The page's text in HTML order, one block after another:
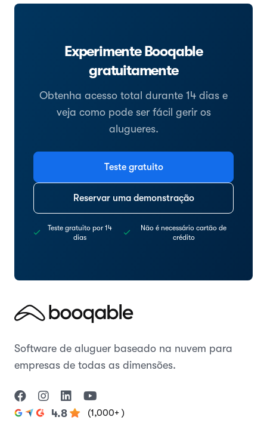
Experimente Booqable
gratuitamente
Obtenha acesso total durante 14 dias e
veja como pode ser fácil gerir os
alugueres.
Teste gratuito
Reservar uma demonstração
Teste gratuito por 14
dias
Não é necessário cartão de
crédito
Software de aluguer baseado na nuvem para
empresas de todas as dimensões.
4.8 (1,000+ )